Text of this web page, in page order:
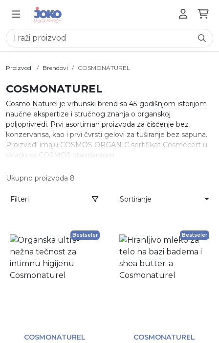
Proizvodi Brendovi COSMONATUREL
COSMONATUREL
Cosmo Naturel je vrhunski brend sa 45-godišnjom istorijom
naučne ekspertize i stručnog znanja o organskoj
poljoprivredi. Prvi asortiman proizvoda za čišćenje bez
konzervansa, kao i prvi čvrsti gelovi za tuširanje bez sapuna.
Proizvodi imaju COSMOS ORGANIC sertifikat Cosmecert u
skladu sa COSMOS standardom.
Ukupno proizvoda 8
Filteri Sortiranje
Bestseler
COSMONATUREL
Bestseler
COSMONATUREL